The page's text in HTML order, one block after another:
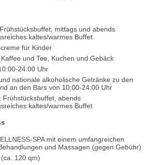
mittags und abends
kaltes/warmes Buffet
für Kinder
und Tee, Kuchen und Gebäck
24:00 Uhr
nationale alkoholische Getränke zu den
an den Bars von 10:00-24:00 Uhr
Frühstücksbuffet, abends
kaltes/warmes Buffet
SPA mit einem umfangreichen
und Massagen (gegen Gebühr)
120 qm)